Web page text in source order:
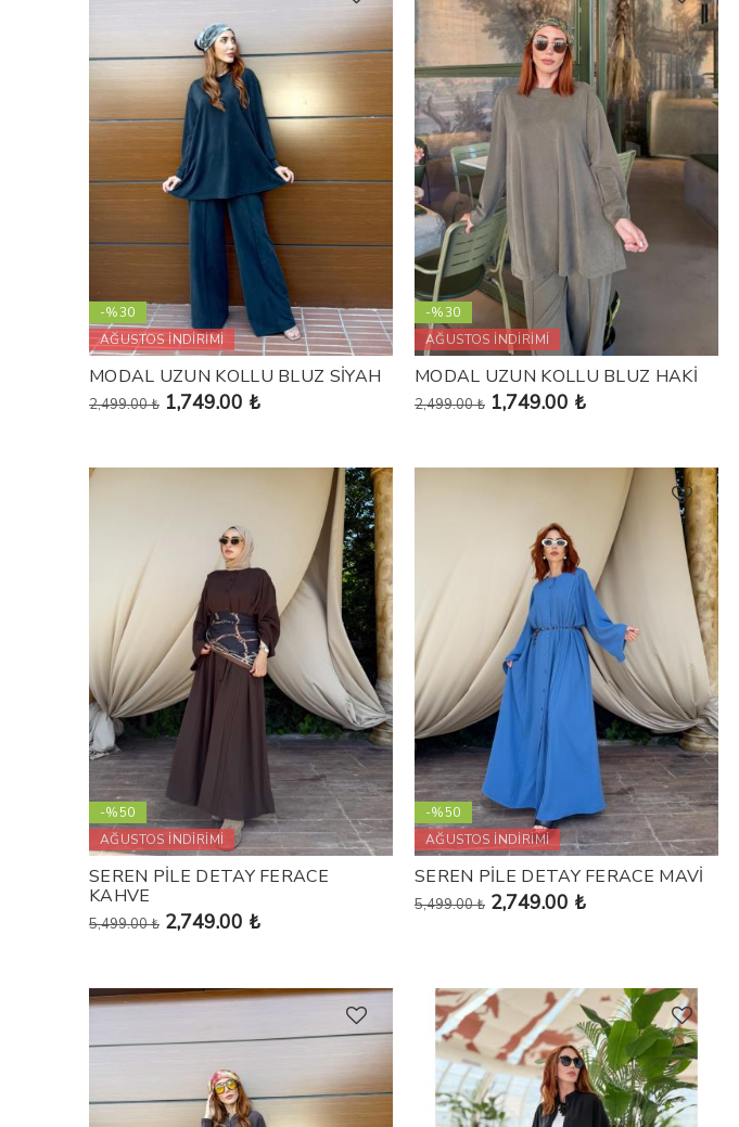
-%30
AĞUSTOS İNDİRİMİ
MODAL UZUN KOLLU BLUZ SİYAH
2,499.00 ₺ 1,749.00 ₺
-%30
AĞUSTOS İNDİRİMİ
MODAL UZUN KOLLU BLUZ HAKİ
2,499.00 ₺ 1,749.00 ₺
-%50
AĞUSTOS İNDİRİMİ
SEREN PİLE DETAY FERACE
KAHVE
5,499.00 ₺ 2,749.00 ₺
-%50
AĞUSTOS İNDİRİMİ
SEREN PİLE DETAY FERACE MAVİ
5,499.00 ₺ 2,749.00 ₺